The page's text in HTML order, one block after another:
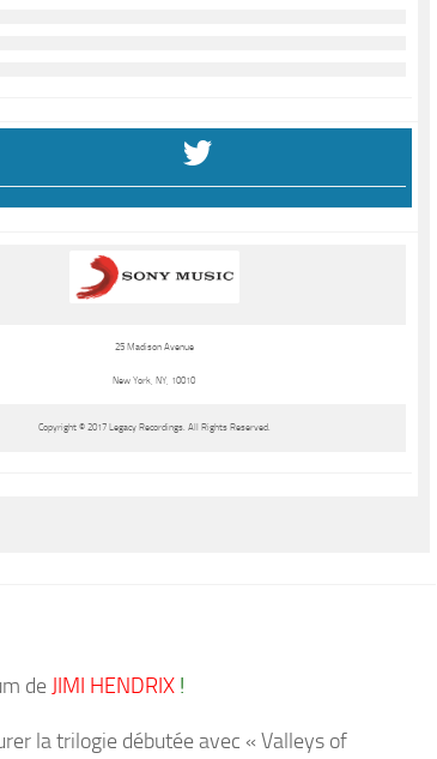
25 Madison Avenue
New York, NY, 10010
Copyright © 2017 Legacy Recordings. All Rights Reserved.
de JIMI HENDRIX !
la trilogie débutée avec « Valleys of